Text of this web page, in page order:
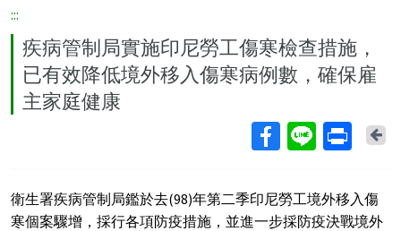
:::
疾病管制局實施印尼勞工傷寒檢查措施，
已有效降低境外移入傷寒病例數，確保雇
主家庭健康
衛生署疾病管制局鑑於去(98)年第二季印尼勞工境外移入傷
寒個案驟增，採行各項防疫措施，並進一步採防疫決戰境外